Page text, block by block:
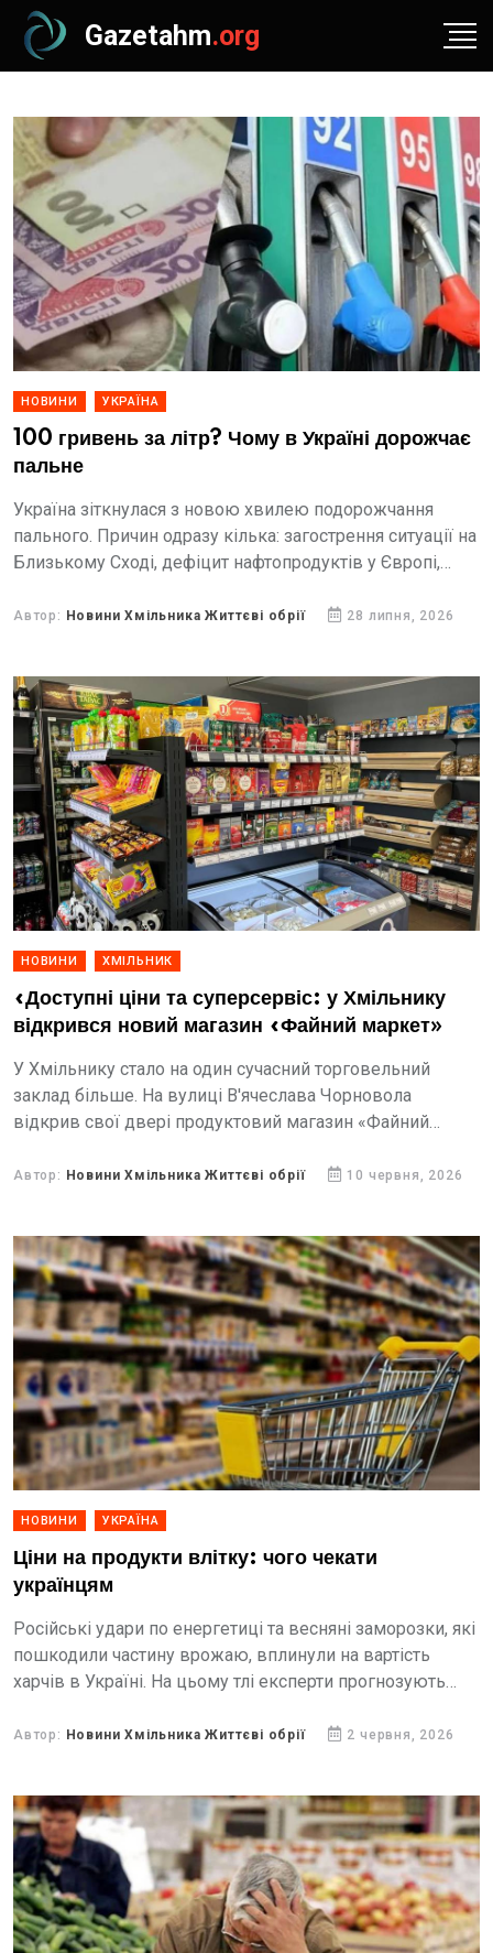
Gazetahm.org
НОВИНИ УКРАЇНА
100 гривень за літр? Чому в Україні дорожчає
пальне
Україна зіткнулася з новою хвилею подорожчання
пального. Причин одразу кілька: загострення ситуації на
Близькому Сході, дефіцит нафтопродуктів у Європі,
загрожує країні...
Автор: Новини Хмільника Життєві обрії 28 липня, 2026
НОВИНИ ХМІЛЬНИК
«Доступні ціни та суперсервіс: у Хмільнику
відкрився новий магазин «Файний маркет»
У Хмільнику стало на один сучасний торговельний
заклад більше. На вулиці В'ячеслава Чорновола
відкрив свої двері продуктовий магазин «Файний
товарів, доступні ціни та...
Автор: Новини Хмільника Життєві обрії 10 червня, 2026
НОВИНИ УКРАЇНА
Ціни на продукти влітку: чого чекати
українцям
Російські удари по енергетиці та весняні заморозки, які
пошкодили частину врожаю, вплинули на вартість
харчів в Україні. На цьому тлі експерти прогнозують
Автор: Новини Хмільника Життєві обрії 2 червня, 2026